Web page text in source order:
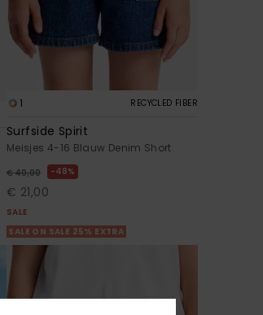
1 RECYCLED FIBER
Surfside Spirit
Meisjes 4-16 Blauw Denim Short
€ 40,00 48%
€ 21,00
SALE
SALE ON SALE 25% EXTRA